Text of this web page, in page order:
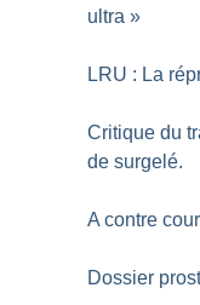
ultra »
LRU : La
Critique du
de surgelé.
A contre
Dossier